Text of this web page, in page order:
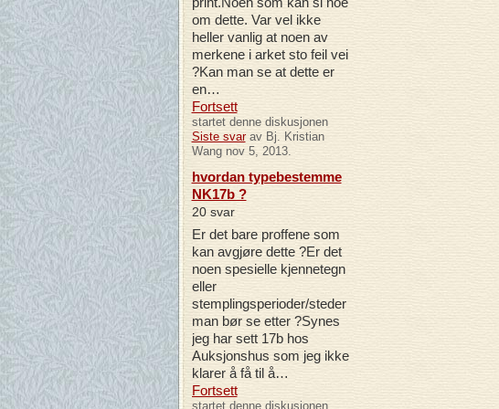
om dette. Var vel ikke
heller vanlig at noen av
merkene i arket sto feil vei
?Kan man se at dette er
en…
Fortsett
startet denne diskusjonen
Siste svarav Bj. Kristian
Wang nov 5, 2013.
hvordan typebestemme
NK17b ?
20 svar
Er det bare proffene som
kan avgjøre dette ?Er det
noen spesielle kjennetegn
eller
stemplingsperioder/steder
man bør se etter ?Synes
jeg har sett 17b hos
Auksjonshus som jeg ikke
klarer å få til å…
Fortsett
startet denne diskusjonen